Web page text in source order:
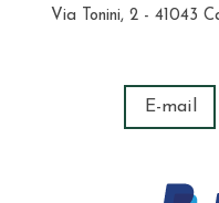
Via Tonini, 2 - 41043
E-mail